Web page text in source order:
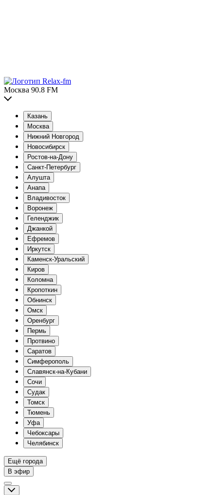
Москва 90.8 FM
Казань
Москва
Нижний Новгород
Новосибирск
Ростов-на-Дону
Санкт-Петербург
Алушта
Анапа
Владивосток
Воронеж
Геленджик
Джанкой
Ефремов
Иркутск
Каменск-Уральский
Киров
Коломна
Кропоткин
Обнинск
Омск
Оренбург
Пермь
Протвино
Саратов
Симферополь
Славянск-на-Кубани
Сочи
Судак
Томск
Тюмень
Уфа
Чебоксары
Челябинск
Ещё города
В эфир